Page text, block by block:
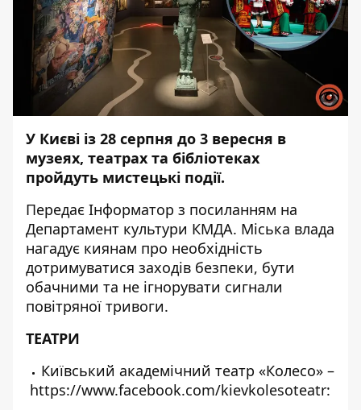
У Києві із 28 серпня до 3 вересня в
музеях, театрах та бібліотеках
пройдуть мистецькі події.
Передає Інформатор з посиланням на
Департамент культури КМДА. Міська влада
нагадує киянам про необхідність
дотримуватися заходів безпеки, бути
обачними та не ігнорувати сигнали
повітряної тривоги.
ТЕАТРИ
Київський академічний театр «Колесо» –
https://www.facebook.com/kievkolesoteatr: